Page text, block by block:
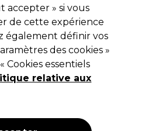
Strength Set
PROFESSIONNEL)
accepter » si vous
de cette expérience
également définir vos
des cookies »
Cookies essentiels
relative aux